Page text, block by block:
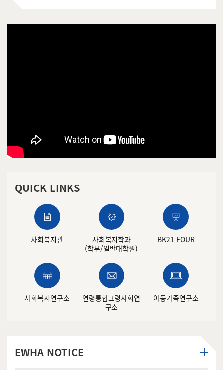
에서 주요 직렬 수석합격자 2명을 포함 6명의 합격자를 배출하고
QUICK LINKS
사회복지관
사회복지학과
(학부/일반대학원)
BK21 FOUR
사회복지연구소
연령통합고령사회연
구소
아동가족연구소
EWHA NOTICE